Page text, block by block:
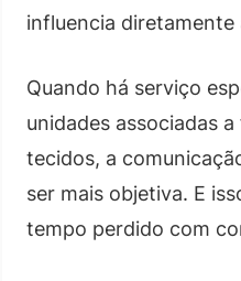
influencia diretamente
Quando há serviço
unidades associadas
tecidos, a
ser mais objetiva. E
tempo perdido com